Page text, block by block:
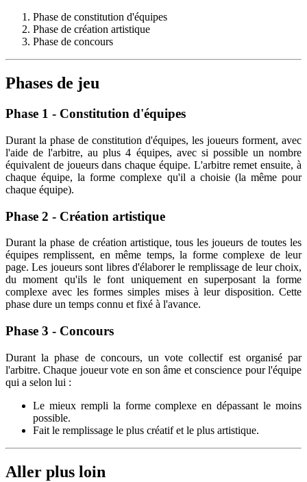
Phase de constitution d'équipes
Phase de création artistique
Phase de concours
Phases de jeu
Phase 1 - Constitution d'équipes
Durant la phase de constitution d'équipes, les joueurs forment, avec
l'aide de l'arbitre, au plus 4 équipes, avec si possible un nombre
équivalent de joueurs dans chaque équipe. L'arbitre remet ensuite, à
chaque équipe, la forme complexe qu'il a choisie (la même pour
chaque équipe).
Phase 2 - Création artistique
Durant la phase de création artistique, tous les joueurs de toutes les
équipes remplissent, en même temps, la forme complexe de leur
page. Les joueurs sont libres d'élaborer le remplissage de leur choix,
du moment qu'ils le font uniquement en superposant la forme
complexe avec les formes simples mises à leur disposition. Cette
phase dure un temps connu et fixé à l'avance.
Phase 3 - Concours
Durant la phase de concours, un vote collectif est organisé par
l'arbitre. Chaque joueur vote en son âme et conscience pour l'équipe
qui a selon lui :
Le mieux rempli la forme complexe en dépassant le moins
possible.
Fait le remplissage le plus créatif et le plus artistique.
Aller plus loin